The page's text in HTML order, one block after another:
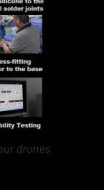
drones